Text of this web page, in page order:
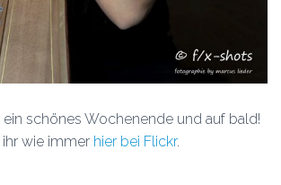
ein schönes Wochenende und auf bald!
wie immer hier bei Flickr.